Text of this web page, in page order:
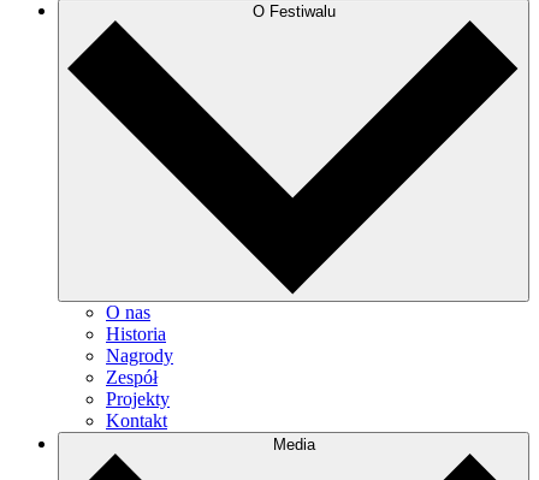
O Festiwalu
O nas
Historia
Nagrody
Zespół
Projekty
Kontakt
Media